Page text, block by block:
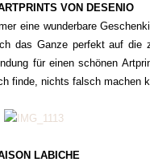
VON DESENIO
eine wunderbare
das Ganze perfekt auf die
für einen schönen
finde, nichts falsch machen
LABICHE